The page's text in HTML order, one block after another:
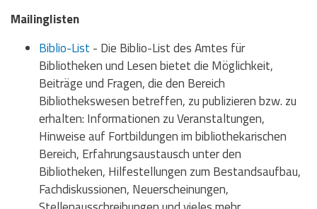
Mailinglisten
Biblio-List - Die Biblio-List des Amtes für
Bibliotheken und Lesen bietet die Möglichkeit,
Beiträge und Fragen, die den Bereich
Bibliothekswesen betreffen, zu publizieren bzw. zu
erhalten: Informationen zu Veranstaltungen,
Hinweise auf Fortbildungen im bibliothekarischen
Bereich, Erfahrungsaustausch unter den
Bibliotheken, Hilfestellungen zum Bestandsaufbau,
Fachdiskussionen, Neuerscheinungen,